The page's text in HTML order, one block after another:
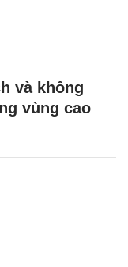
và không
vùng cao